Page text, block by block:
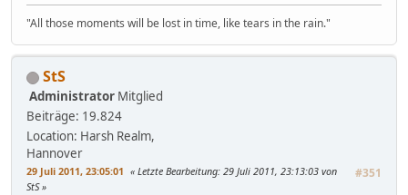
"All those moments will be lost in time, like tears in the rain."
StS
Administrator Mitglied
Beiträge: 19.824
Location: Harsh Realm,
Hannover
29 Juli 2011, 23:05:01 #351
Letzte Bearbeitung: 29 Juli 2011, 23:13:03 von
StS